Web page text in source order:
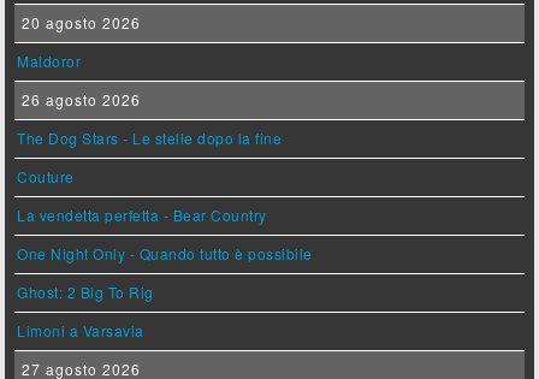
20 agosto 2026
Maldoror
26 agosto 2026
The Dog Stars - Le stelle dopo la fine
Couture
La vendetta perfetta - Bear Country
One Night Only - Quando tutto è possibile
Ghost: 2 Big To Rig
Limoni a Varsavia
27 agosto 2026